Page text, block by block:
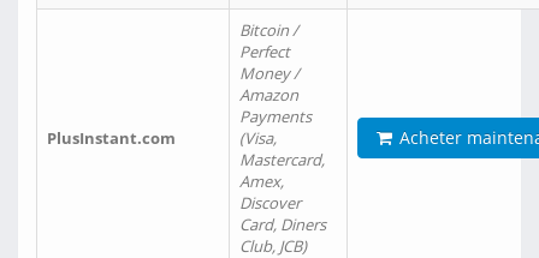
PlusInstant.com
Bitcoin /
Perfect
Money /
Amazon
Payments
(Visa,
Mastercard,
Amex,
Discover
Card, Diners
Club, JCB)
Acheter